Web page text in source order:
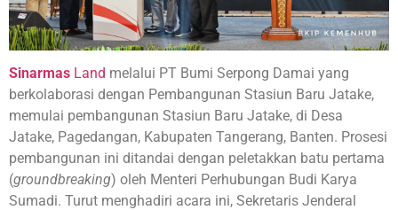
Sinarmas Land melalui PT Bumi Serpong Damai yang
berkolaborasi dengan Pembangunan Stasiun Baru Jatake,
memulai pembangunan Stasiun Baru Jatake, di Desa
Jatake, Pagedangan, Kabupaten Tangerang, Banten. Prosesi
pembangunan ini ditandai dengan peletakkan batu pertama
(groundbreaking) oleh Menteri Perhubungan Budi Karya
Sumadi. Turut menghadiri acara ini, Sekretaris Jenderal